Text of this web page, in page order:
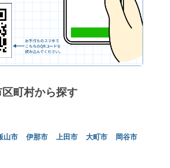
町村から探す
山市 伊那市 上田市 大町市 岡谷市